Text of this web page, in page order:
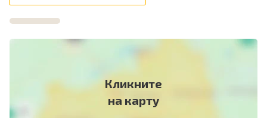
Кликните
на карту